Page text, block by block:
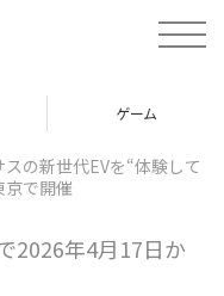
t
o
v
t
ゲーム
スの新世代EVを“体験して
京で開催
2026年4月17日か